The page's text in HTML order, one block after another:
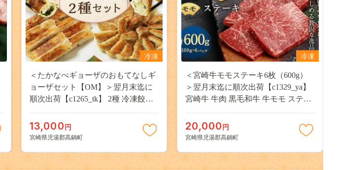
冷凍
＜たかなべギョーザのおもてなしギ
ョーザセット【OM】＞翌月末迄に
順次出荷【c1265_tk】 2種 冷凍餃子
ーザ 棒ギョーザ 棒餃子 おかず 食べ
比べ
13,000 円
宮崎県児湯郡高鍋町
冷凍
＜宮崎牛モモステーキ6枚（600g）
＞翌月末迄に順次出荷【c1329_ya】
宮崎牛 牛肉 黒毛和牛 牛モモ ステー
20,000 円
宮崎県児湯郡高鍋町